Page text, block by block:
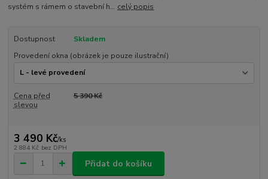
systém s rámem o stavební h... celý popis
Dostupnost
Skladem
Provedení okna (obrázek je pouze ilustrační)
Cena před
slevou
5 390 Kč
3 490 Kč/ks
2 884 Kč bez DPH
Přidat do košíku